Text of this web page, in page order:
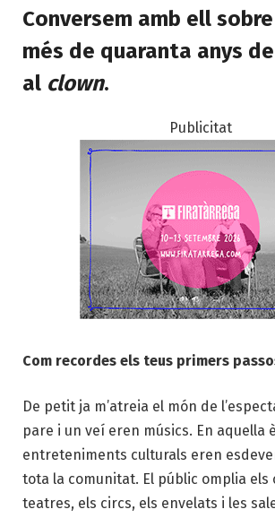
Conversem amb ell
més de quaranta anys
al clown.
Publicitat
Com recordes els teus primers
De petit ja m’atreia el món de
pare i un veí eren músics. En aquella
entreteniments culturals eren
tota la comunitat. El públic omplia els
teatres, els circs, els envelats i les